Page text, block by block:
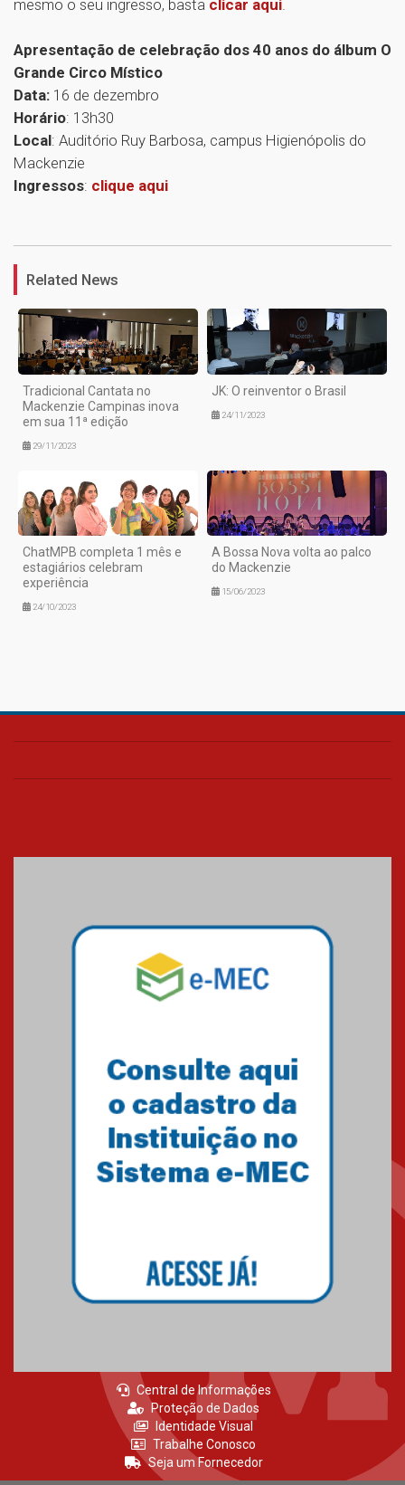
mesmo o seu ingresso, basta clicar aqui.
Apresentação de celebração dos 40 anos do álbum O
Grande Circo Místico
Data: 16 de dezembro
Horário: 13h30
Local: Auditório Ruy Barbosa, campus Higienópolis do
Mackenzie
Ingressos: clique aqui
Related News
Tradicional Cantata no
Mackenzie Campinas inova
em sua 11ª edição
29/11/2023
JK: O reinventor o Brasil
24/11/2023
ChatMPB completa 1 mês e
estagiários celebram
experiência
24/10/2023
A Bossa Nova volta ao palco
do Mackenzie
15/06/2023
Central de Informações
Proteção de Dados
Identidade Visual
Trabalhe Conosco
Seja um Fornecedor